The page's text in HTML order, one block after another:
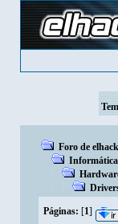
Foro de
Informática
Páginas: [1]